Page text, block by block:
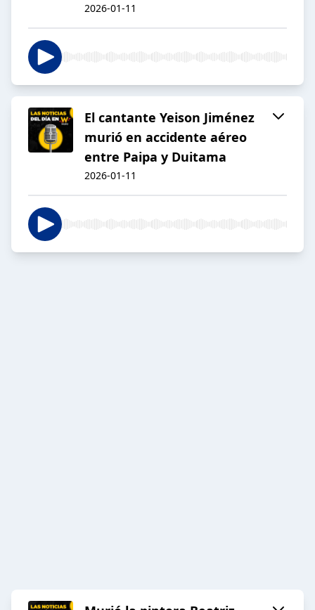
2026-01-11
El cantante Yeison Jiménez
murió en accidente aéreo
entre Paipa y Duitama
2026-01-11